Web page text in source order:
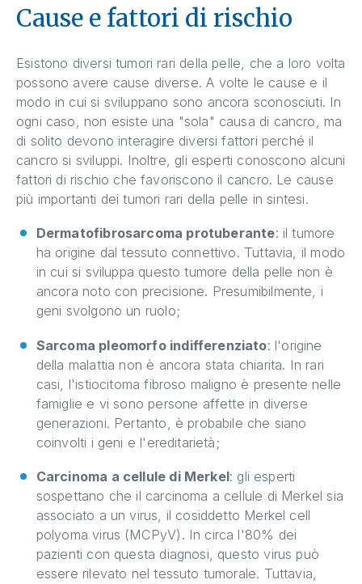
Cause e fattori di rischio
Esistono diversi tumori rari della pelle, che a loro volta
possono avere cause diverse. A volte le cause e il
modo in cui si sviluppano sono ancora sconosciuti. In
ogni caso, non esiste una "sola" causa di cancro, ma
di solito devono interagire diversi fattori perché il
cancro si sviluppi. Inoltre, gli esperti conoscono alcuni
fattori di rischio che favoriscono il cancro. Le cause
più importanti dei tumori rari della pelle in sintesi.
Dermatofibrosarcoma protuberante: il tumore
ha origine dal tessuto connettivo. Tuttavia, il modo
in cui si sviluppa questo tumore della pelle non è
ancora noto con precisione. Presumibilmente, i
geni svolgono un ruolo;
Sarcoma pleomorfo indifferenziato: l'origine
della malattia non è ancora stata chiarita. In rari
casi, l'istiocitoma fibroso maligno è presente nelle
famiglie e vi sono persone affette in diverse
generazioni. Pertanto, è probabile che siano
coinvolti i geni e l'ereditarietà;
Carcinoma a cellule di Merkel: gli esperti
sospettano che il carcinoma a cellule di Merkel sia
associato a un virus, il cosiddetto Merkel cell
polyoma virus (MCPyV). In circa l'80% dei
pazienti con questa diagnosi, questo virus può
essere rilevato nel tessuto tumorale. Tuttavia,